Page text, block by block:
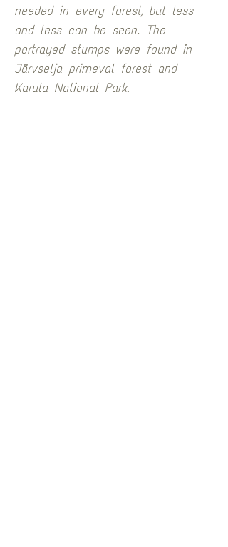
needed in every forest, but less
and less can be seen. The
portrayed stumps were found in
Järvselja primeval forest and
Karula National Park.